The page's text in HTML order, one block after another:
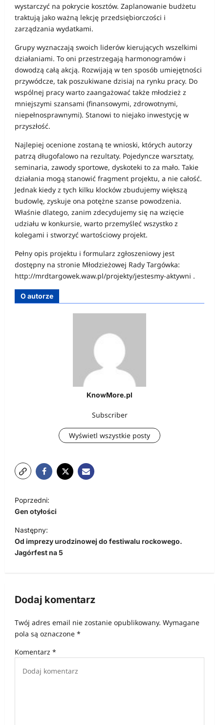
wystarczyć na pokrycie kosztów. Zaplanowanie budżetu
traktują jako ważną lekcję przedsiębiorczości i
zarządzania wydatkami.
Grupy wyznaczają swoich liderów kierujących wszelkimi
działaniami. To oni przestrzegają harmonogramów i
dowodzą całą akcją. Rozwijają w ten sposób umiejętności
przywódcze, tak poszukiwane dzisiaj na rynku pracy. Do
wspólnej pracy warto zaangażować także młodzież z
mniejszymi szansami (finansowymi, zdrowotnymi,
niepełnosprawnymi). Stanowi to niejako inwestycję w
przyszłość.
Najlepiej ocenione zostaną te wnioski, których autorzy
patrzą długofalowo na rezultaty. Pojedyncze warsztaty,
seminaria, zawody sportowe, dyskoteki to za mało. Takie
działania mogą stanowić fragment projektu, a nie całość.
Jednak kiedy z tych kilku klocków zbudujemy większą
budowlę, zyskuje ona potężne szanse powodzenia.
Właśnie dlatego, zanim zdecydujemy się na wzięcie
udziału w konkursie, warto przemyśleć wszystko z
kolegami i stworzyć wartościowy projekt.
Pełny opis projektu i formularz zgłoszeniowy jest
dostępny na stronie Młodzieżowej Rady Targówka:
http://mrdtargowek.waw.pl/projekty/jestesmy-aktywni .
O autorze
KnowMore.pl
Subscriber
Wyświetl wszystkie posty
a
w
i
g
j
w
i
Poprzedni:
Gen otyłości
Następny:
Od imprezy urodzinowej do festiwalu rockowego.
Jagórfest na 5
Dodaj komentarz
Twój adres email nie zostanie opublikowany. Wymagane
pola są oznaczone *
Komentarz *